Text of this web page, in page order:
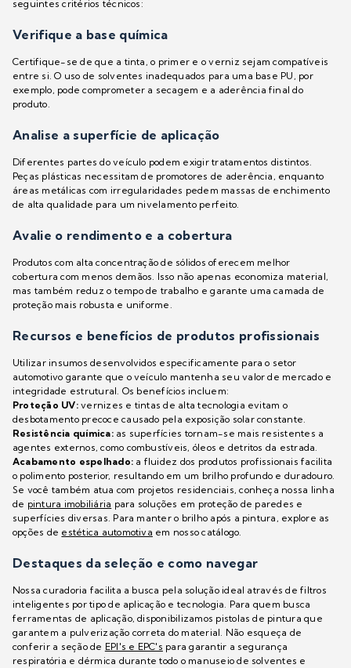
seguintes critérios técnicos:
Verifique a base química
Certifique-se de que a tinta, o primer e o verniz sejam compatíveis
entre si. O uso de solventes inadequados para uma base PU, por
exemplo, pode comprometer a secagem e a aderência final do
produto.
Analise a superfície de aplicação
Diferentes partes do veículo podem exigir tratamentos distintos.
Peças plásticas necessitam de promotores de aderência, enquanto
áreas metálicas com irregularidades pedem massas de enchimento
de alta qualidade para um nivelamento perfeito.
Avalie o rendimento e a cobertura
Produtos com alta concentração de sólidos oferecem melhor
cobertura com menos demãos. Isso não apenas economiza material,
mas também reduz o tempo de trabalho e garante uma camada de
proteção mais robusta e uniforme.
Recursos e benefícios de produtos profissionais
Utilizar insumos desenvolvidos especificamente para o setor
automotivo garante que o veículo mantenha seu valor de mercado e
integridade estrutural. Os benefícios incluem:
Proteção UV:vernizes e tintas de alta tecnologia evitam o
desbotamento precoce causado pela exposição solar constante.
Resistência química:as superfícies tornam-se mais resistentes a
agentes externos, como combustíveis, óleos e detritos da estrada.
Acabamento espelhado: a fluidez dos produtos profissionais facilita
o polimento posterior, resultando em um brilho profundo e duradouro.
Se você também atua com projetos residenciais, conheça nossa linha
de pintura imobiliária para soluções em proteção de paredes e
superfícies diversas. Para manter o brilho após a pintura, explore as
opções de estética automotiva em nosso catálogo.
Destaques da seleção e como navegar
Nossa curadoria facilita a busca pela solução ideal através de filtros
inteligentes por tipo de aplicação e tecnologia. Para quem busca
ferramentas de aplicação, disponibilizamos pistolas de pintura que
garantem a pulverização correta do material. Não esqueça de
conferir a seção de EPI's e EPC's para garantir a segurança
respiratória e dérmica durante todo o manuseio de solventes e